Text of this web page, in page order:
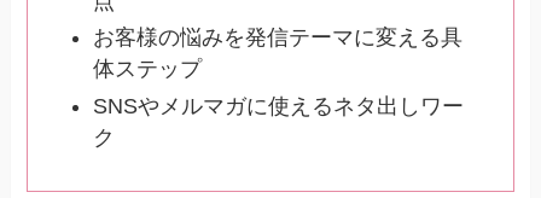
お客様の悩みを発信テーマに変える具
体ステップ
SNSやメルマガに使えるネタ出しワー
ク